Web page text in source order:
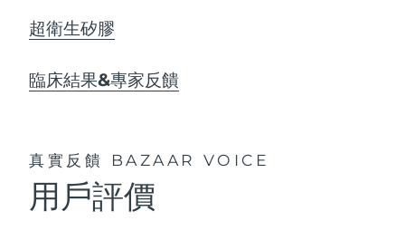
超衛生矽膠
臨床結果&專家反饋
真實反饋 BAZAAR VOICE
用戶評價